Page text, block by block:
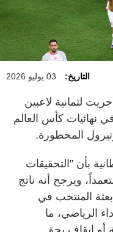
التاريخ: 03 يوليو 2026
لثمانية لاعبين
كأس العالم
بأن "التحقيقات
ويرجح أنه ناتج
المنتخب في
الرياضي، ما
أو إيقاف بحق